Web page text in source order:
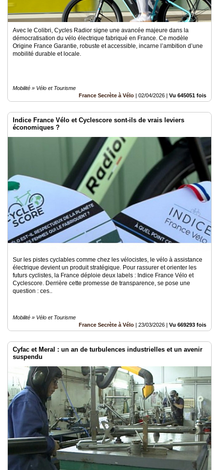
Avec le Colibri, Cycles Radior signe une avancée majeure dans la
démocratisation du vélo électrique fabriqué en France. Ce modèle
Origine France Garantie, robuste et accessible, incarne l’ambition d’une
mobilité durable et locale.
Mobilité » Vélo et Tourisme
France Secrète à Vélo | 02/04/2026 | Vu 645051 fois
Indice France Vélo et Cyclescore sont-ils de vrais leviers
économiques ?
Sur les pistes cyclables comme chez les vélocistes, le vélo à assistance
électrique devient un produit stratégique. Pour rassurer et orienter les
futurs cyclistes, la France déploie deux labels : Indice France Vélo et
Cyclescore. Derrière cette promesse de transparence, se pose une
question : ces..
Mobilité » Vélo et Tourisme
France Secrète à Vélo | 23/03/2026 | Vu 669293 fois
Cyfac et Meral : un an de turbulences industrielles et un avenir
suspendu